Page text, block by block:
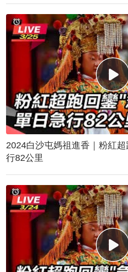
2024白沙屯媽祖進香｜粉紅超跑回
行82公里